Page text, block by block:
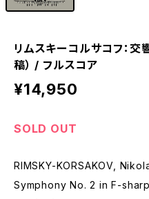
リムスキーコルサコフ：交
稿） / フルスコア
¥14,950
SOLD OUT
RIMSKY-KORSAKOV,
Symphony No. 2 in F-